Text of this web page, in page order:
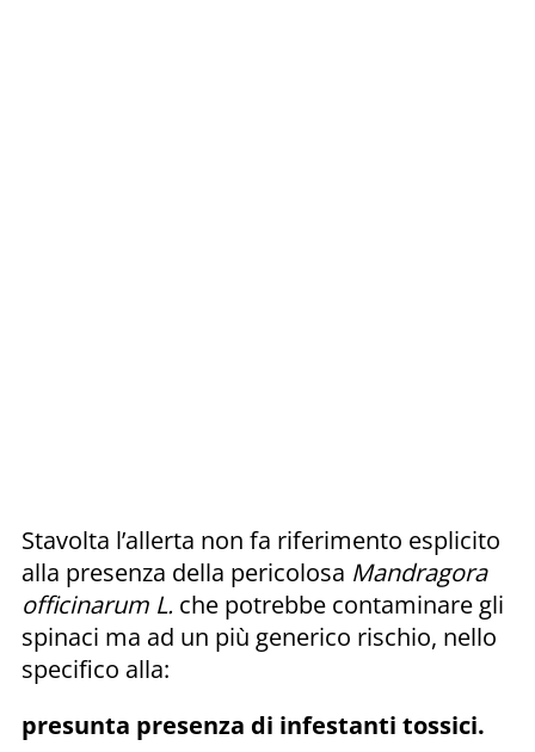
Stavolta l’allerta non fa riferimento esplicito
alla presenza della pericolosa Mandragora
officinarum L. che potrebbe contaminare gli
spinaci ma ad un più generico rischio, nello
specifico alla:
presunta presenza di infestanti tossici.